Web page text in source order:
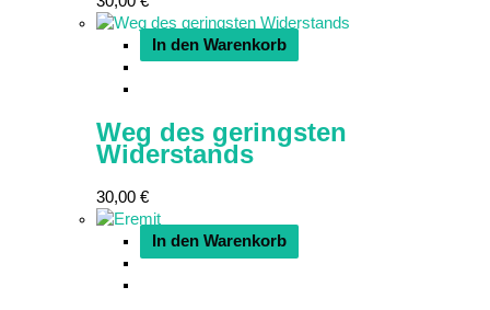
In den Warenkorb
Weg des geringsten
Widerstands
30,00 €
In den Warenkorb